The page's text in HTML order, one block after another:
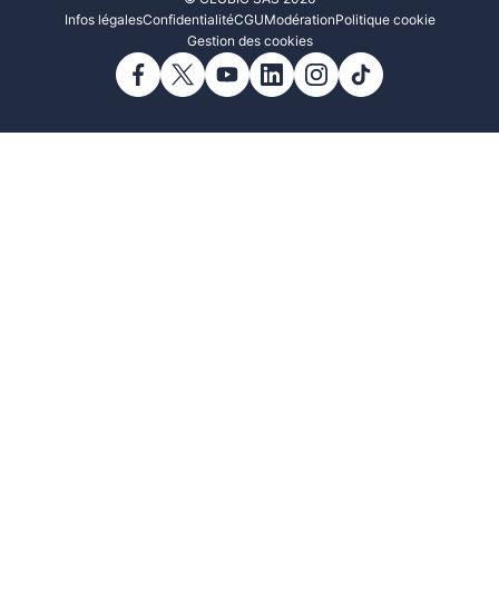
Infos légalesConfidentialitéCGUModérationPolitique cookie
Gestion des cookies